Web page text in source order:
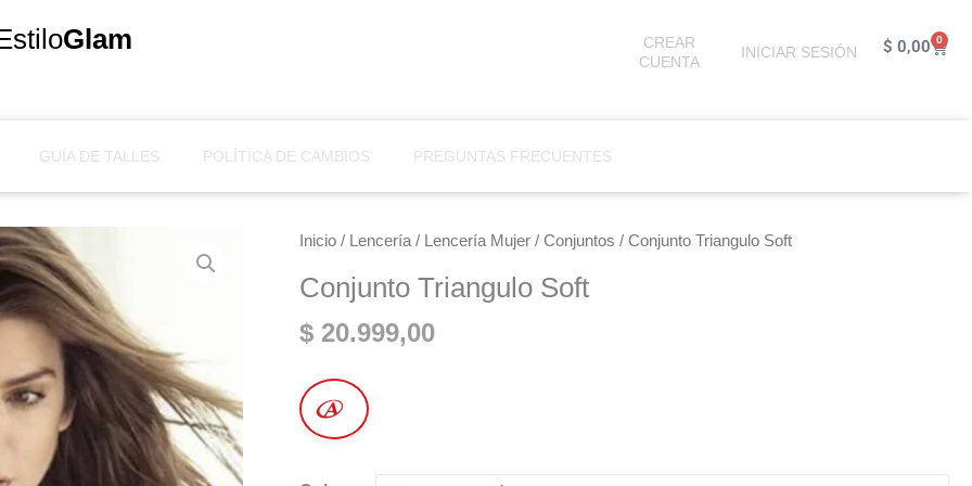
Glam
CREAR
CUENTA
INICIAR SESIÓN $ 0,00 0
Cart
GUÍA DE TALLES POLÍTICA DE CAMBIOS PREGUNTAS FRECUENTES
Inicio / Lencería / Lencería Mujer /Conjuntos / Conjunto Triangulo Soft
Conjunto Triangulo Soft
$ 20.999,00
Conjunto
Soft
cantidad